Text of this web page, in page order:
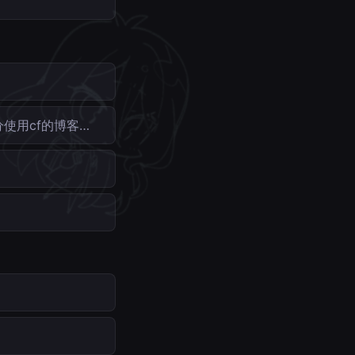
使用cf的博客…